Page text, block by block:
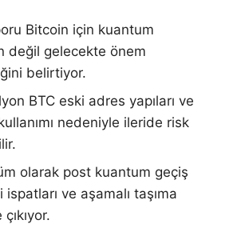
Bitcoin için kuantum
değil gelecekte önem
belirtiyor.
BTC eski adres yapıları ve
nedeniyle ileride risk
olarak post kuantum geçiş
ispatları ve aşamalı taşıma